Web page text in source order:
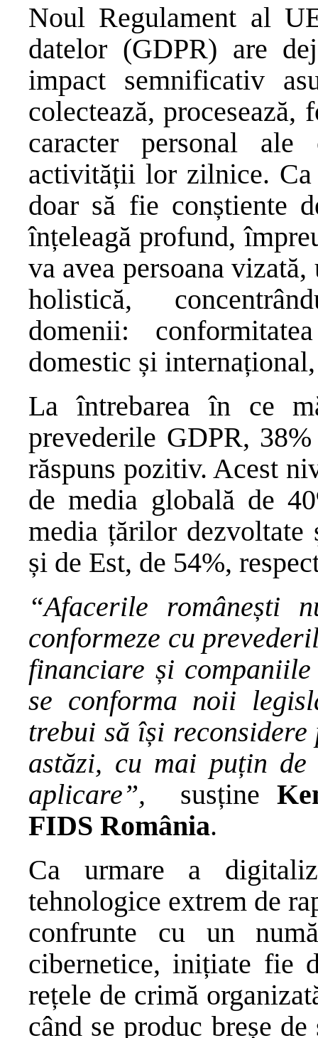
Noul Regulament al
datelor (GDPR) are
impact semnificativ
colectează, procesează,
caracter personal
activității lor zilnice.
doar să fie conștiente
înțeleagă profund,
va avea persoana
holistică,
domenii:
domestic și
La întrebarea în ce
prevederile GDPR,
răspuns pozitiv. Acest
de media globală de
media țărilor
și de Est, de 54%,
“Afacerile românești
conformeze cu
financiare și
se conforma noii
trebui să își reconsidere
astăzi, cu mai puțin
aplicare”,
susține
FIDS România.
Ca urmare a
tehnologice extrem de
confrunte cu un
cibernetice, inițiate fie
rețele de crimă
când se produc breșe